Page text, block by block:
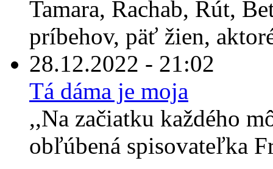
Tamara, Rachab, Rút,
príbehov, päť žien,
28.12.2022 - 21:02
Tá dáma je moja
,,Na začiatku každého
obľúbená spisovateľka